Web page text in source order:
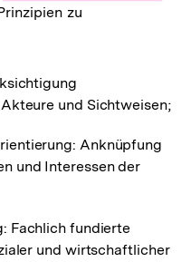
Link:
zu
und Sichtweisen;
Anknüpfung
und Interessen der
Fachlich fundierte
und wirtschaftlicher